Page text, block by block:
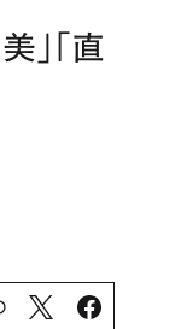
」「直